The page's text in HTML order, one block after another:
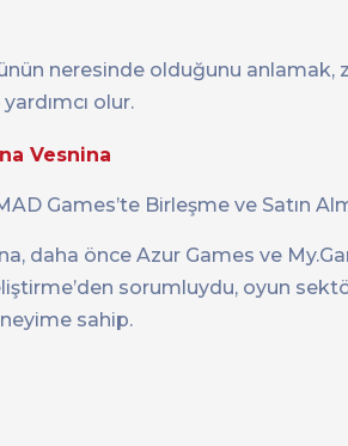
neresinde olduğunu anlamak,
olur.
Vesnina
Games’te Birleşme ve Satın
daha önce Azur Games ve
sorumluydu, oyun
sahip.